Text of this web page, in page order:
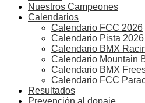
Nuestros Campeones
Calendarios
Calendario FCC 2026
Calendario Pista 2026
Calendario BMX
Calendario Mountain
Calendario BMX
Calendario FCC
Resultados
Prevención al dopaje